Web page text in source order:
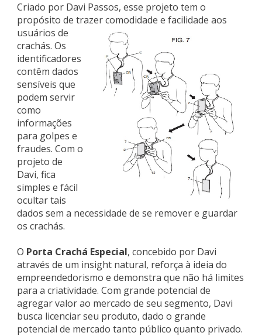
Criado por Davi Passos, esse projeto tem o
propósito de trazer comodidade e facilidade aos
usuários de
crachás. Os
identificadores
contêm dados
sensíveis que
podem servir
como
informações
para golpes e
fraudes. Com o
projeto de
Davi, fica
simples e fácil
ocultar tais
dados sem a necessidade de se remover e guardar
os crachás.
O Porta Crachá Especial, concebido por Davi
através de um insight natural, reforça à ideia do
empreendedorismo e demonstra que não há limites
para a criatividade. Com grande potencial de
agregar valor ao mercado de seu segmento, Davi
busca licenciar seu produto, dado o grande
potencial de mercado tanto público quanto privado.